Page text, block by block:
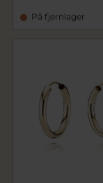
På fjernlager